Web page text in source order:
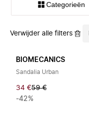
Categorieën
Verwijder alle filters
BIOMECANICS
Sandalia Urban
34 €59 €
-42%